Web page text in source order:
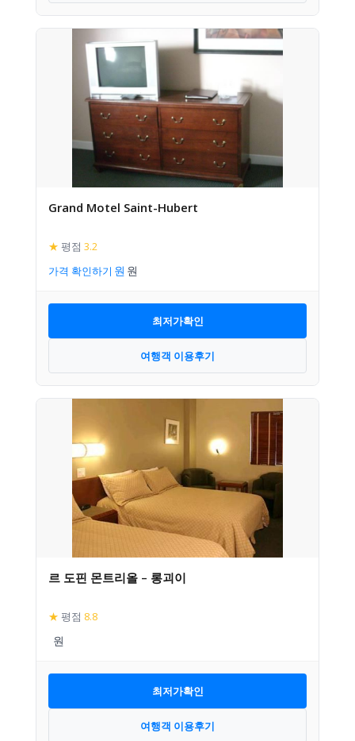
Grand Motel Saint-Hubert
★ 평점 3.2
가격 확인하기
최저가확인
여행객 이용후기
르 도핀 몬트리올 – 롱괴이
★ 평점 8.8
최저가확인
여행객 이용후기